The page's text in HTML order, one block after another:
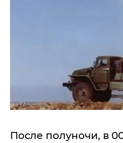
После полуночи, в